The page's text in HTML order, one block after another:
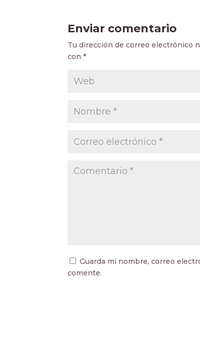
Enviar comentario
Tu dirección de correo electrónico
con*
Guarda mi nombre, correo
comente.